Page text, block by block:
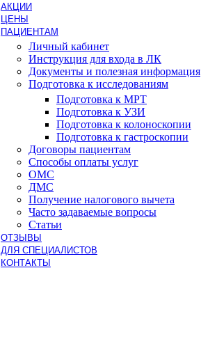
АКЦИИ
ЦЕНЫ
ПАЦИЕНТАМ
Личный кабинет
Инструкция для входа в ЛК
Документы и полезная информация
Подготовка к исследованиям
Подготовка к МРТ
Подготовка к УЗИ
Подготовка к колоноскопии
Подготовка к гастроскопии
Договоры пациентам
Способы оплаты услуг
ОМС
ДМС
Получение налогового вычета
Часто задаваемые вопросы
Статьи
ОТЗЫВЫ
ДЛЯ СПЕЦИАЛИСТОВ
КОНТАКТЫ